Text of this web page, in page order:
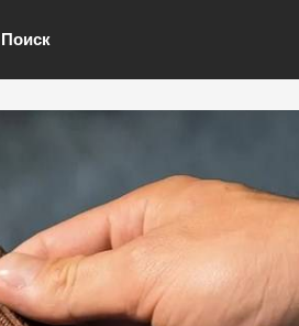
Поиск